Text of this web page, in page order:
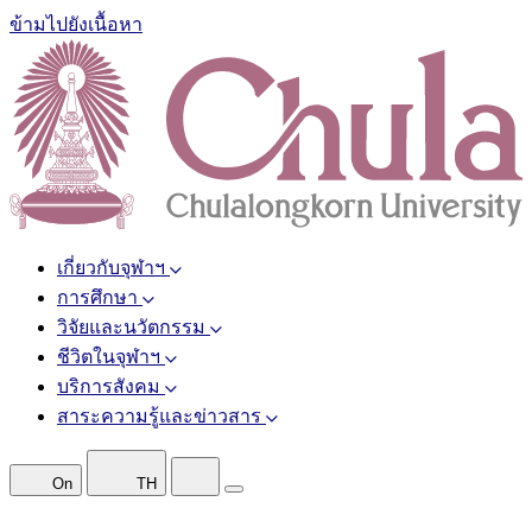
ข้ามไปยังเนื้อหา
เกี่ยวกับจุฬาฯ
การศึกษา
วิจัยและนวัตกรรม
ชีวิตในจุฬาฯ
บริการสังคม
สาระความรู้และข่าวสาร
On TH